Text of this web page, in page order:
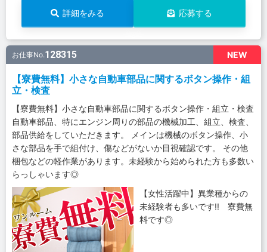
詳細をみる 応募する
NEW
お仕事No.128315
【寮費無料】小さな自動車部品に関するボタン操作・組
立・検査
【寮費無料】小さな自動車部品に関するボタン操作・組立・検査
自動車部品、特にエンジン周りの部品の機械加工、組立、検査、
部品供給をしていただきます。 メインは機械のボタン操作、小
さな部品を手で組付け、傷などがないか目視確認です。 その他
梱包などの軽作業があります。未経験から始められた方も多数い
らっしゃいます◎
【女性活躍中】異業種からの
未経験者も多いです!! 寮費無
料です◎